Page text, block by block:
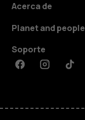
Acerca de
Planet and people
Soporte
FacebookInstagram